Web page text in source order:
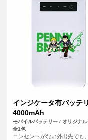
インジケータ有バッテ
4000mAh
モバイルバッテリー / オリジナル
全1色
コンセントがない外出先でも